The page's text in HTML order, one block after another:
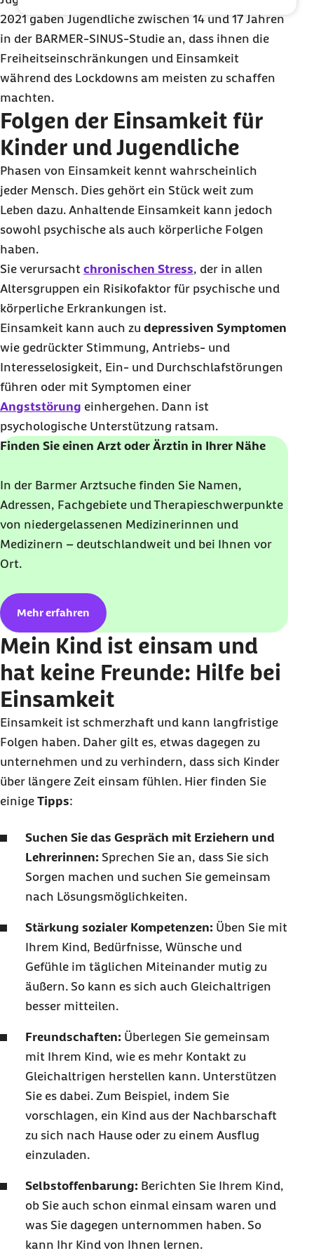
2021 gaben Jugendliche zwischen 14 und 17 Jahren
in der BARMER-SINUS-Studie an, dass ihnen die
Freiheitseinschränkungen und Einsamkeit
während des Lockdowns am meisten zu schaffen
machten.
Folgen der Einsamkeit für
Kinder und Jugendliche
Phasen von Einsamkeit kennt wahrscheinlich
jeder Mensch. Dies gehört ein Stück weit zum
Leben dazu. Anhaltende Einsamkeit kann jedoch
sowohl psychische als auch körperliche Folgen
haben.
Sie verursacht chronischen Stress, der in allen
Altersgruppen ein Risikofaktor für psychische und
körperliche Erkrankungen ist.
Einsamkeit kann auch zu depressiven Symptomen
wie gedrückter Stimmung, Antriebs- und
Interesselosigkeit, Ein- und Durchschlafstörungen
führen oder mit Symptomen einer
Angststörung einhergehen. Dann ist
psychologische Unterstützung ratsam.
Finden Sie einen Arzt oder Ärztin in Ihrer Nähe
In der Barmer Arztsuche finden Sie Namen,
Adressen, Fachgebiete und Therapieschwerpunkte
von niedergelassenen Medizinerinnen und
Medizinern – deutschlandweit und bei Ihnen vor
Ort.
Mehr erfahren
Mein Kind ist einsam und
hat keine Freunde: Hilfe bei
Einsamkeit
Einsamkeit ist schmerzhaft und kann langfristige
Folgen haben. Daher gilt es, etwas dagegen zu
unternehmen und zu verhindern, dass sich Kinder
über längere Zeit einsam fühlen. Hier finden Sie
einige Tipps:
Suchen Sie das Gespräch mit Erziehern und
Lehrerinnen: Sprechen Sie an, dass Sie sich
Sorgen machen und suchen Sie gemeinsam
nach Lösungsmöglichkeiten.
Stärkung sozialer Kompetenzen: Üben Sie mit
Ihrem Kind, Bedürfnisse, Wünsche und
Gefühle im täglichen Miteinander mutig zu
äußern. So kann es sich auch Gleichaltrigen
besser mitteilen.
Freundschaften: Überlegen Sie gemeinsam
mit Ihrem Kind, wie es mehr Kontakt zu
Gleichaltrigen herstellen kann. Unterstützen
Sie es dabei. Zum Beispiel, indem Sie
vorschlagen, ein Kind aus der Nachbarschaft
zu sich nach Hause oder zu einem Ausflug
einzuladen.
Selbstoffenbarung: Berichten Sie Ihrem Kind,
ob Sie auch schon einmal einsam waren und
was Sie dagegen unternommen haben. So
kann Ihr Kind von Ihnen lernen.